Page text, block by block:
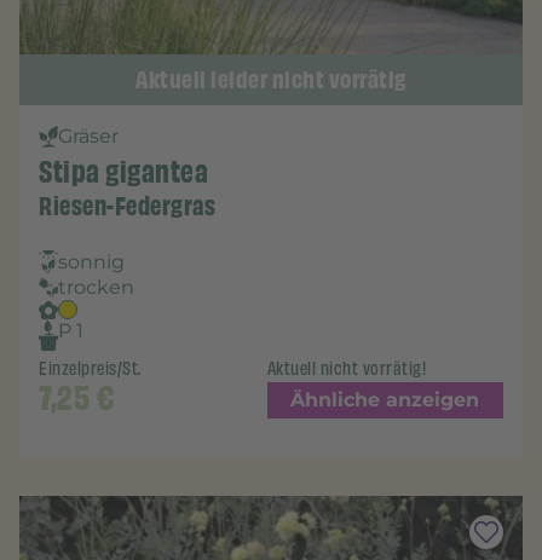
Aktuell leider nicht vorrätig
Gräser
Stipa gigantea
Riesen-Federgras
sonnig
trocken
P 1
Einzelpreis/St.
7,25€
Aktuell nicht vorrätig!
Ähnliche anzeigen